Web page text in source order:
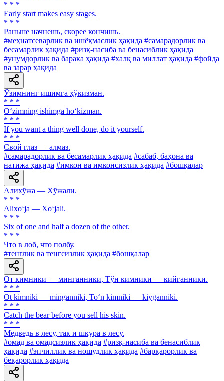
* * *
Early start makes easy stages.
* * *
Раньше начнешь, скорее кончишь.
#меҳнатсеварлик ва ишёқмаслик ҳақида #самарадорлик ва
бесамарлик ҳақида #ризқ-насиба ва бенасиблик ҳақида
#унумдорлик ва барака ҳақида #халқ ва миллат ҳақида #фойда
ва зарар ҳақида
Ўзимнинг ишимга ҳўкизман.
* * *
O‘zimning ishimga ho‘kizman.
* * *
If you want a thing well done, do it yourself.
* * *
Свой глаз — алмаз.
#самарадорлик ва бесамарлик ҳақида #сабаб, баҳона ва
натижа ҳақида #имкон ва имконсизлик ҳақида #бошқалар
Алихўжа — Хўжали.
* * *
Alixo‘ja — Xo‘jali.
* * *
Six of one and half a dozen of the other.
* * *
Что в лоб, что полбу.
#тенглик ва тенгсизлик ҳақида #бошқалар
От кимники — минганники, Тўн кимники — кийганники.
* * *
Ot kimniki — minganniki, To‘n kimniki — kiyganniki.
* * *
Catch the bear before you sell his skin.
* * *
Медведь в лесу, так и шкура в лесу.
#омад ва омадсизлик ҳақида #ризқ-насиба ва бенасиблик
ҳақида #эпчиллик ва ношудлик ҳақида #барқарорлик ва
беқарорлик ҳақида